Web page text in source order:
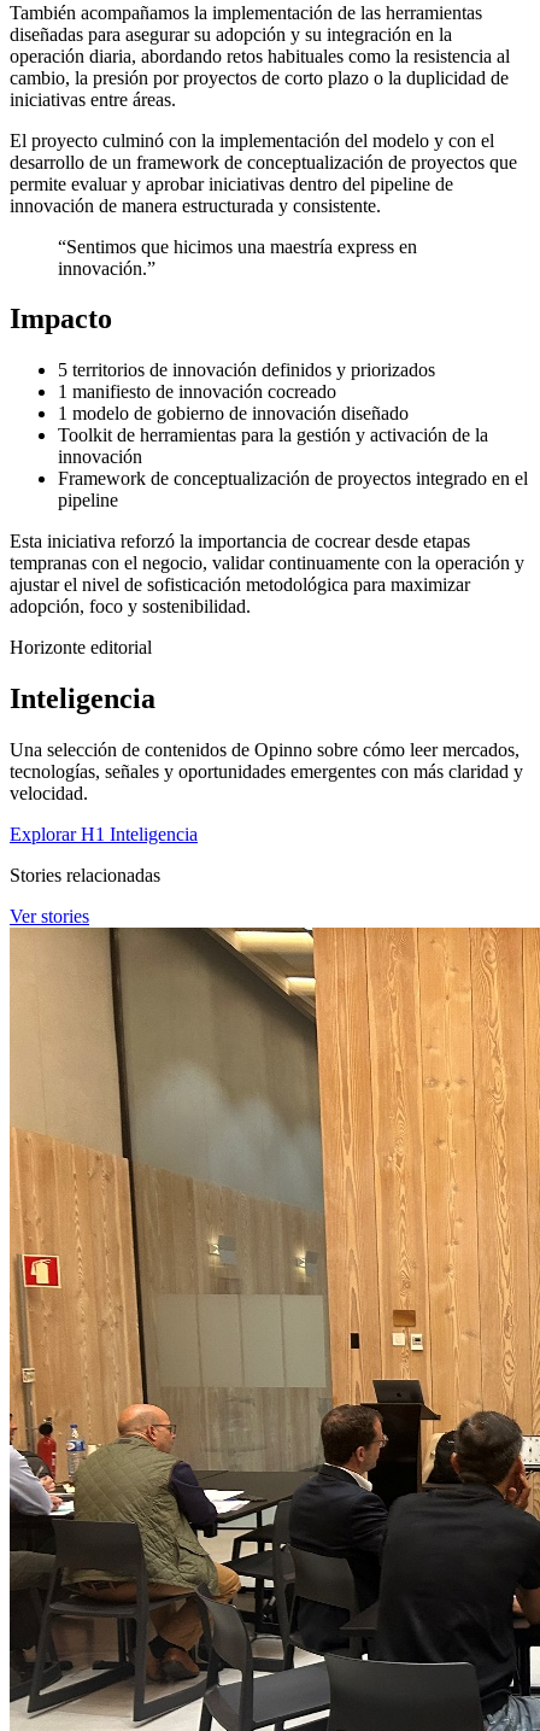
También acompañamos la implementación de las herramientas
diseñadas para asegurar su adopción y su integración en la
operación diaria, abordando retos habituales como la resistencia al
cambio, la presión por proyectos de corto plazo o la duplicidad de
iniciativas entre áreas.
El proyecto culminó con la implementación del modelo y con el
desarrollo de un framework de conceptualización de proyectos que
permite evaluar y aprobar iniciativas dentro del pipeline de
innovación de manera estructurada y consistente.
“Sentimos que hicimos una maestría express en
innovación.”
Impacto
5 territorios de innovación definidos y priorizados
1 manifiesto de innovación cocreado
1 modelo de gobierno de innovación diseñado
Toolkit de herramientas para la gestión y activación de la
innovación
Framework de conceptualización de proyectos integrado en el
pipeline
Esta iniciativa reforzó la importancia de cocrear desde etapas
tempranas con el negocio, validar continuamente con la operación y
ajustar el nivel de sofisticación metodológica para maximizar
adopción, foco y sostenibilidad.
Horizonte editorial
Inteligencia
Una selección de contenidos de Opinno sobre cómo leer mercados,
tecnologías, señales y oportunidades emergentes con más claridad y
velocidad.
Explorar H1 Inteligencia
Stories relacionadas
Ver stories